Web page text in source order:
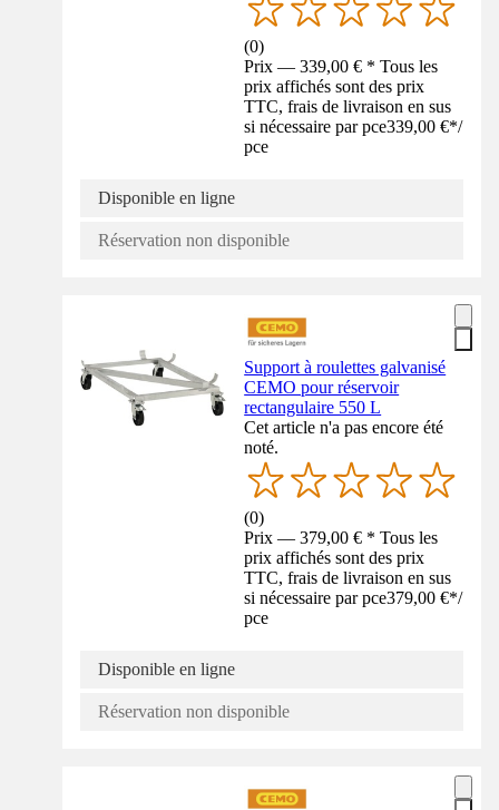
(0)
Prix — 339,00 € * Tous les
prix affichés sont des prix
TTC, frais de livraison en sus
si nécessaire par pce339,00 €*/
pce
Disponible en ligne
Réservation non disponible
Support à roulettes galvanisé
CEMO pour réservoir
rectangulaire 550 L
Cet article n'a pas encore été
noté.
(0)
Prix — 379,00 € * Tous les
prix affichés sont des prix
TTC, frais de livraison en sus
si nécessaire par pce379,00 €*/
pce
Disponible en ligne
Réservation non disponible